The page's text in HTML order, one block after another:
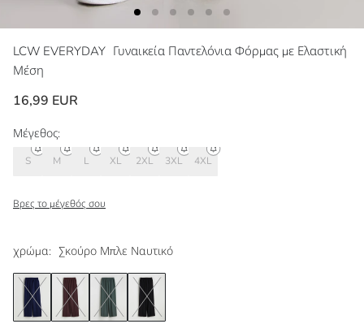
LCW EVERYDAY Γυναικεία Παντελόνια Φόρμας με Ελαστική
Μέση
16,99 EUR
χρώμα: Σκούρο Μπλε Ναυτικό
Μέγεθος:
S M L XL 2XL 3XL 4XL
Βρες το μέγεθός σου